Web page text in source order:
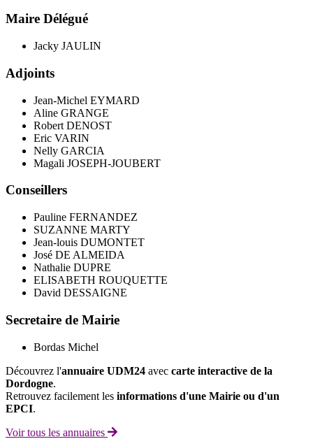
Maire Délégué
Jacky JAULIN
Adjoints
Jean-Michel EYMARD
Aline GRANGE
Robert DENOST
Eric VARIN
Nelly GARCIA
Magali JOSEPH-JOUBERT
Conseillers
Pauline FERNANDEZ
SUZANNE MARTY
Jean-louis DUMONTET
José DE ALMEIDA
Nathalie DUPRE
ELISABETH ROUQUETTE
David DESSAIGNE
Secretaire de Mairie
Bordas Michel
Découvrez l'annuaire UDM24 avec carte interactive de la
Dordogne.
Retrouvez facilement les informations d'une Mairie ou d'un
EPCI.
Voir tous les annuaires